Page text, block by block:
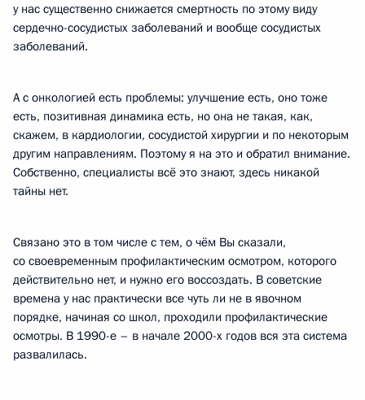
у нас существенно снижается смертность по этому виду
сердечно-сосудистых заболеваний и вообще сосудистых
заболеваний.
А с онкологией есть проблемы: улучшение есть, оно тоже
есть, позитивная динамика есть, но она не такая, как,
скажем, в кардиологии, сосудистой хирургии и по некоторым
другим направлениям. Поэтому я на это и обратил внимание.
Собственно, специалисты всё это знают, здесь никакой
тайны нет.
Связано это в том числе с тем, о чём Вы сказали,
со своевременным профилактическим осмотром, которого
действительно нет, и нужно его воссоздать. В советские
времена у нас практически все чуть ли не в явочном
порядке, начиная со школ, проходили профилактические
осмотры. В 1990-е – в начале 2000-х годов вся эта система
развалилась.